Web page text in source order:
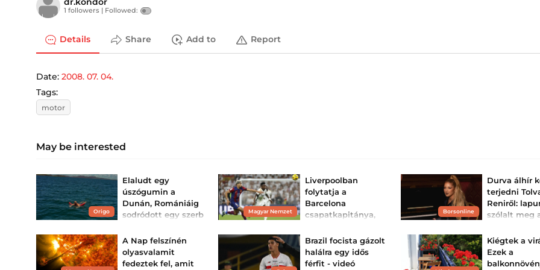
1 followers | Followed:
Details Share Add to Report
Date: 2008. 07. 04.
Tags:
motor
May be interested
Origo
Elaludt egy
úszógumin a
Dunán, Romániáig
sodródott egy szerb
Egy ártatlannak tűnő
szunyókálásból
mentőakció lett.
Magyar Nemzet
Liverpoolban
folytatja a
Barcelona
csapatkapitánya,
látott jobbat
A depresszióval
küszködött futballista
középcsatárnak indult,
Borsonline
Durva álhír
terjedni
Reniről:
szólalt meg
Tolvai Reni
ért vádakat.
A Nap felszínén
olyasvalamit
fedeztek fel, amit
Brazil focista gázolt
halálra egy idős
férfit - videó
Kiégtek a
Ezek a